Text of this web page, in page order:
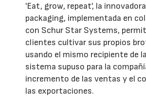
'Eat, grow, repeat', la
packaging, implementada en
con Schur Star Systems,
clientes cultivar sus propios
usando el mismo recipiente de
sistema supuso para la
incremento de las ventas y el
las exportaciones.